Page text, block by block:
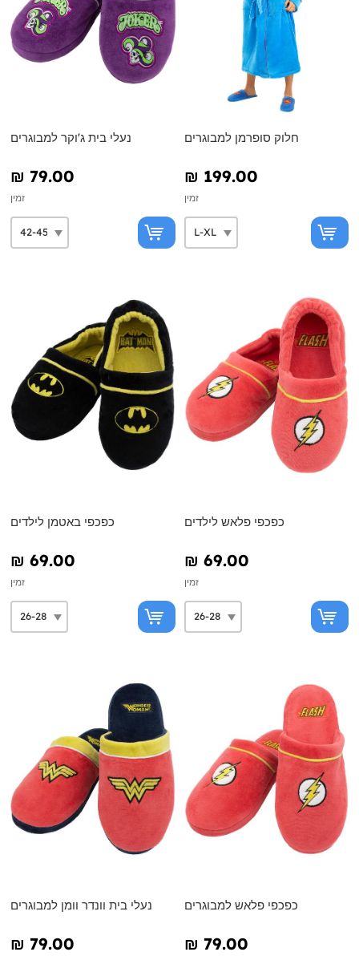
נעלי בית ג'וקר למבוגרים
₪‎ 79.00
זמין
חלוק סופרמן למבוגרים
₪‎ 199.00
זמין
כפכפי באטמן לילדים
₪‎ 69.00
זמין
כפכפי פלאש לילדים
₪‎ 69.00
זמין
נעלי בית וונדר וומן למבוגרים
₪‎ 79.00
כפכפי פלאש למבוגרים
₪‎ 79.00